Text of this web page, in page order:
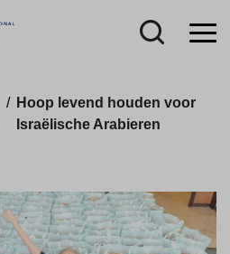
/ Hoop levend houden voor
Israëlische Arabieren